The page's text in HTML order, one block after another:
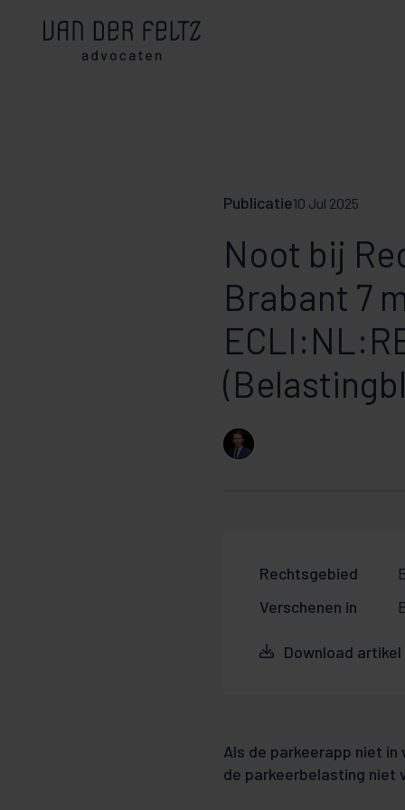
Publicatie10 Jul 2025
Noot bij
Brabant 7
Rechtsgebied
Verschenen in
Download artikel
Als de parkeerapp niet
de parkeerbelasting niet